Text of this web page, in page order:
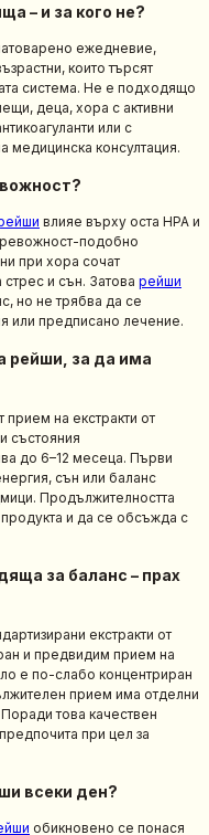
– и за кого не?
ежедневие,
които търсят
система. Не е подходящо
деца, хора с активни
или с
медицинска консултация.
влияе върху оста HPA и
подобно
при хора сочат
и сън. Затова рейши
но не трябва да се
или предписано лечение.
рейши, за да има
прием на екстракти от
състояния
до 6–12 месеца. Първи
сън или баланс
Продължителността
и да се обсъжда с
за баланс – прах
екстракти от
и предвидим прием на
е по-слабо концентриран
прием има отделни
това качествен
при цел за
всеки ден?
обикновено се понася